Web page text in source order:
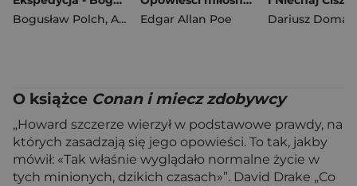
Bogusław Polch, Alfred Górny ,Arnold Mostowicz
Edgar Allan Poe
Dariusz
O książce Conan i miecz zdobywcy
„Howard szczerze wierzył w podstawowe prawdy, na
których zasadzają się jego opowieści. To tak, jakby
mówił: «Tak właśnie wyglądało normalne życie w
tych minionych, dzikich czasach»”. David Drake „Co